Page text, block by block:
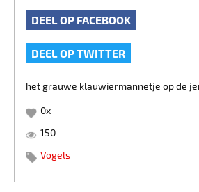
DEEL OP FACEBOOK
DEEL OP TWITTER
het grauwe klauwiermannetje op de
0x
150
Vogels